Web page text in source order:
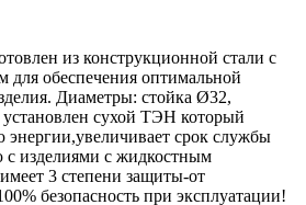
из конструкционной стали с
обеспечения оптимальной
Диаметры: стойка Ø32,
сухой ТЭН который
энергии,увеличивает срок службы
с изделиями с жидкостным
3 степени защиты-от
безопасность при эксплуатации!